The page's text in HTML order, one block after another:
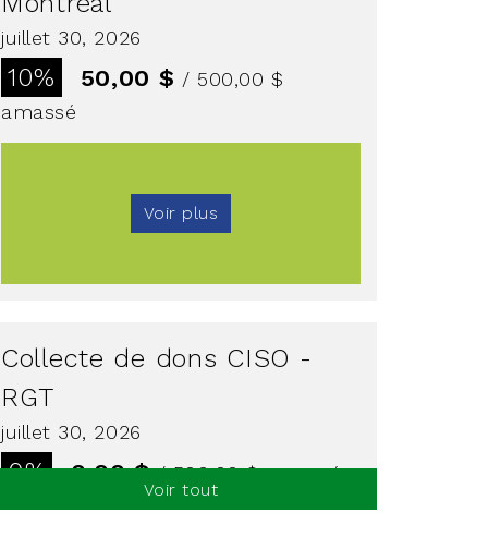
juillet 30, 2026
10% 50,00 $ / 500,00 $
amassé
Voir plus
Collecte de dons CISO -
RGT
juillet 30, 2026
0% 0,00 $/ 500,00 $amassé
Voir tout